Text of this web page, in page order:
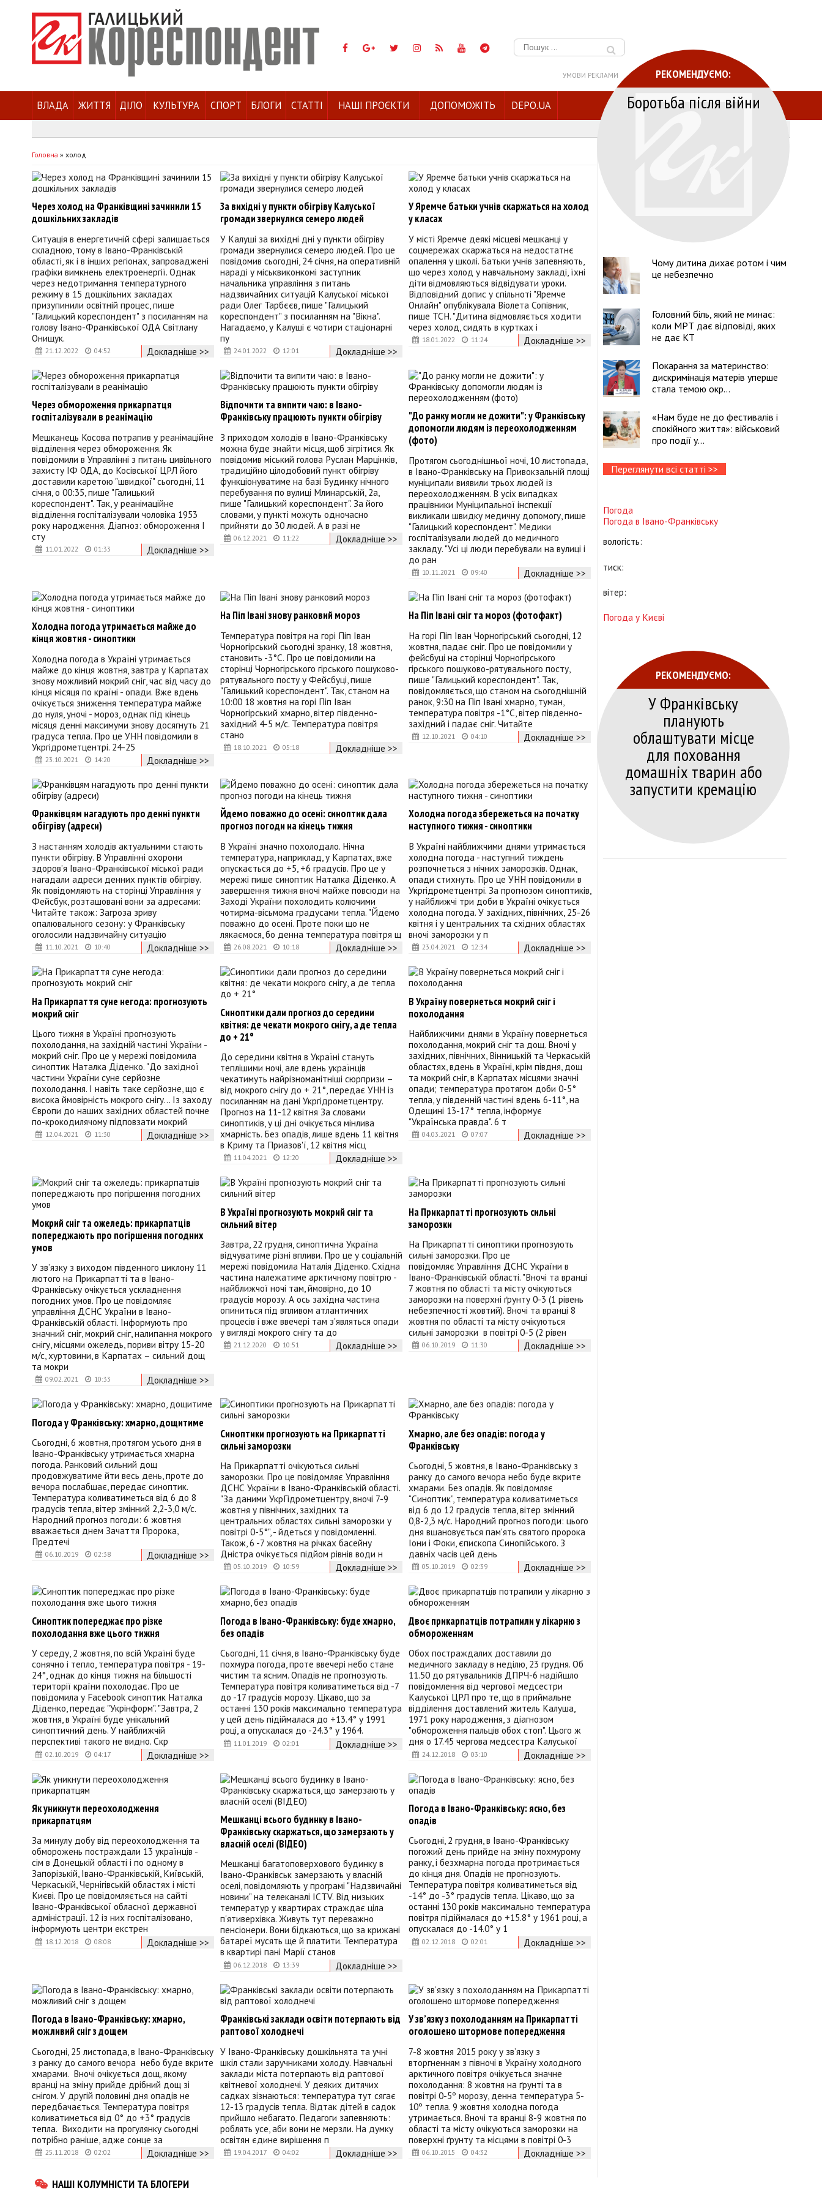
Пошук:
УМОВИ РЕКЛАМИ
ВЛАДА ЖИТТЯ ДІЛО КУЛЬТУРА СПОРТ БЛОГИ СТАТТІ НАШІ ПРОЄКТИ ДОПОМОЖІТЬ DEPO.UA
Головна » холод
21.12.2022 04:52
Через холод на Франківщині зачинили 15
дошкільних закладів
Ситуація в енергетичній сфері залишається
складною, тому в Івано-Франківській
області, як і в інших регіонах, запроваджені
графіки вимкнень електроенергії. Однак
через недотримання температурного
режиму в 15 дошкільних закладах
призупинили освітній процес, пише
"Галицький кореспондент" з посиланням на
голову Івано-Франківської ОДА Світлану
Онищук.
Докладніше >>
24.01.2022 12:01
За вихідні у пункти обігріву Калуської
громади звернулися семеро людей
У Калуші за вихідні дні у пункти обігріву
громади звернулися семеро людей. Про це
повідомив сьогодні, 24 січня, на оперативній
нараді у міськвиконкомі заступник
начальника управління з питань
надзвичайних ситуацій Калуської міської
ради Олег Тарбєєв, пише "Галицький
кореспондент" з посиланням на "Вікна".
Нагадаємо, у Калуші є чотири стаціонарні
пу
Докладніше >>
18.01.2022 11:24
У Яремче батьки учнів скаржаться на холод
у класах
У місті Яремче деякі місцеві мешканці у
соцмережах скаржаться на недостатнє
опалення у школі. Батьки учнів запевняють,
що через холод у навчальному закладі, їхні
діти відмовляються відвідувати уроки.
Відповідний допис у спільноті "Яремче
Онлайн" опублікувала Віолета Сопівник,
пише ТСН. "Дитина відмовляється ходити
через холод, сидять в куртках і
Докладніше >>
11.01.2022 01:33
Через обмороження прикарпатця
госпіталізували в реанімацію
Мешканець Косова потрапив у реанімаційне
відділення через обмороження. Як
повідомили в Управлінні з питань цивільного
захисту ІФ ОДА, до Косівської ЦРЛ його
доставили каретою "швидкої" сьогодні, 11
січня, о 00:35, пише "Галицький
кореспондент". Так, у реанімаційне
відділення госпіталізували чоловіка 1953
року народження. Діагноз: обмороження І
сту
Докладніше >>
06.12.2021 11:22
Відпочити та випити чаю: в Івано-
Франківську працюють пункти обігріву
З приходом холодів в Івано-Франківську
можна буде знайти місця, щоб зігрітися. Як
повідомив міський голова Руслан Марцінків,
традиційно цілодобовий пункт обігріву
функціонуватиме на базі Будинку нічного
перебування по вулиці Млинарській, 2а,
пише "Галицький кореспондент". За його
словами, у пункті можуть одночасно
прийняти до 30 людей. А в разі не
Докладніше >>
10.11.2021 09:40
"До ранку могли не дожити": у Франківську
допомогли людям із переохолодженням
(фото)
Протягом сьогоднішньої ночі, 10 листопада,
в Івано-Франківську на Привокзальній площі
муніципали виявили трьох людей із
переохолодженням. В усіх випадках
працівники Муніципальної інспекції
викликали швидку медичну допомогу, пише
"Галицький кореспондент". Медики
госпіталізували людей до медичного
закладу. "Усі ці люди перебували на вулиці і
до ран
Докладніше >>
23.10.2021 14:20
Холодна погода утримається майже до
кінця жовтня - синоптики
Холодна погода в Україні утримається
майже до кінця жовтня, завтра у Карпатах
знову можливий мокрий сніг, час від часу до
кінця місяця по країні - опади. Вже вдень
очікується зниження температура майже
до нуля, уночі - мороз, однак під кінець
місяця денні максимуми знову досягнуть 21
градуса тепла. Про це УНН повідомили в
Укргідрометцентрі. 24-25
Докладніше >>
18.10.2021 05:18
На Піп Івані знову ранковий мороз
Температура повітря на горі Піп Іван
Чорногірський сьогодні зранку, 18 жовтня,
становить -3°C. Про це повідомили на
сторінці Чорногірського гірського пошуково-
рятувального посту у Фейсбуці, пише
"Галицький кореспондент". Так, станом на
10:00 18 жовтня на горі Піп Іван
Чорногірський хмарно, вітер південно-
західний 4-5 м/с. Температура повітря
стано
Докладніше >>
12.10.2021 04:10
На Піп Івані сніг та мороз (фотофакт)
На горі Піп Іван Чорногірський сьогодні, 12
жовтня, падає сніг. Про це повідомили у
фейсбуці на сторінці Чорногірського
гірського пошуково-рятувального посту,
пише "Галицький кореспондент". Так,
повідомляється, що станом на сьогоднішній
ранок, 9:30 на Піп Івані хмарно, туман,
температура повітря -1°C, вітер південно-
західний і падає сніг. Читайте
Докладніше >>
11.10.2021 10:40
Франківцям нагадують про денні пункти
обігріву (адреси)
З настанням холодів актуальними стають
пункти обігріву. В Управлінні охорони
здоров’я Івано-Франківської міської ради
нагадали адреси денних пунктів обігріву.
Як повідомляють на сторінці Управління у
Фейсбук, розташовані вони за адресами:
Читайте також: Загроза зриву
опалювального сезону: у Франківську
оголосили надзвичайну ситуацію
Докладніше >>
26.08.2021 10:18
Йдемо поважно до осені: синоптик дала
прогноз погоди на кінець тижня
В Україні значно похолодало. Нічна
температура, наприклад, у Карпатах, вже
опускається до +5, +6 градусів. Про це у
мережі пише синоптик Наталка Діденко. А
завершення тижня вночі майже повсюди на
Заході України похолодить колючими
чотирма-вісьмома градусами тепла. "Йдемо
поважно до осені. Проте поки що не
лякаємося, бо денна температура повітря щ
Докладніше >>
23.04.2021 12:34
Холодна погода збережеться на початку
наступного тижня - синоптики
В Україні найближчими днями утримається
холодна погода - наступний тиждень
розпочнеться з нічних заморозків. Однак,
опади стихнуть. Про це УНН повідомили в
Укргідрометцентрі. За прогнозом синоптиків,
у найближчі три доби в Україні очікується
холодна погода. У західних, північних, 25-26
квітня і у центральних та східних областях
вночі заморозки у п
Докладніше >>
12.04.2021 11:30
На Прикарпаття суне негода: прогнозують
мокрий сніг
Цього тижня в Україні прогнозують
похолодання, на західній частині України -
мокрий сніг. Про це у мережі повідомила
синоптик Наталка Діденко. "До західної
частини України суне серйозне
похолодання. І навіть таке серйозне, що є
висока ймовірність мокрого снігу... Із заходу
Європи до наших західних областей почне
по-крокодилячому підповзати мокрий
Докладніше >>
11.04.2021 12:20
Синоптики дали прогноз до середини
квітня: де чекати мокрого снігу, а де тепла
до + 21°
До середини квітня в Україні стануть
теплішими ночі, але вдень українців
чекатимуть найрізноманітніші сюрпризи –
від мокрого снігу до + 21°, передає УНН із
посиланням на дані Укргідрометцентру.
Прогноз на 11-12 квітня За словами
синоптиків, у ці дні очікується мінлива
хмарність. Без опадів, лише вдень 11 квітня
в Криму та Приазов'ї, 12 квітня місц
Докладніше >>
04.03.2021 07:07
В Україну повернеться мокрий сніг і
похолодання
Найближчими днями в Україну повернеться
похолодання, мокрий сніг та дощ. Вночі у
західних, північних, Вінницькій та Черкаській
областях, вдень в Україні, крім півдня, дощ
та мокрий сніг, в Карпатах місцями значні
опади; температура протягом доби 0-5°
тепла, у південній частині вдень 6-11°, на
Одещині 13-17° тепла, інформує
"Українська правда". 6 т
Докладніше >>
09.02.2021 10:33
Мокрий сніг та ожеледь: прикарпатців
попереджають про погіршення погодних
умов
У зв’язку з виходом південного циклону 11
лютого на Прикарпатті та в Івано-
Франківську очікується ускладнення
погодних умов. Про це повідомляє
управління ДСНС України в Івано-
Франківській області. Інформують про
значний сніг, мокрий сніг, налипання мокрого
снігу, місцями ожеледь, пориви вітру 15-20
м/с, хуртовини, в Карпатах – сильний дощ
та мокри
Докладніше >>
21.12.2020 10:51
В Україні прогнозують мокрий сніг та
сильний вітер
Завтра, 22 грудня, синоптична Україна
відчуватиме різні впливи. Про це у соціальній
мережі повідомила Наталія Діденко. Східна
частина належатиме арктичному повітрю -
найближчої ночі там, ймовірно, до 10
градусів морозу. А ось західна частина
опиниться під впливом атлантичних
процесів і вже ввечері там з'являться опади
у вигляді мокрого снігу та до
Докладніше >>
06.10.2019 11:30
На Прикарпатті прогнозують сильні
заморозки
На Прикарпатті синоптики прогнозують
сильні заморозки. Про це
повідомляє Управління ДСНС України в
Івано-Франківській області. "Вночі та вранці
7 жовтня по області та місту очікуються
заморозки на поверхні ґрунту 0-3 (1 рівень
небезпечності жовтий). Вночі та вранці 8
жовтня по області та місту очікуються
сильні заморозки в повітрі 0-5 (2 рівен
Докладніше >>
06.10.2019 02:38
Погода у Франківську: хмарно, дощитиме
Сьогодні, 6 жовтня, протягом усього дня в
Івано-Франківську утримається хмарна
погода. Ранковий сильний дощ
продовжуватиме йти весь день, проте до
вечора послабшає, передає синоптик.
Температура коливатиметься від 6 до 8
градусів тепла, вітер змінний 2,2-3,0 м/с.
Народний прогноз погоди: 6 жовтня
вважається днем Зачаття Пророка,
Предтечі
Докладніше >>
05.10.2019 10:59
Синоптики прогнозують на Прикарпатті
сильні заморозки
На Прикарпатті очікуються сильні
заморозки. Про це повідомляє Управління
ДСНС України в Івано-Франківській області.
"За даними УкрГідрометцентру, вночі 7-9
жовтня у північних, західних та
центральних областях сильні заморозки у
повітрі 0-5°", - йдеться у повідомленні.
Також, 6 -7 жовтня на рiчках басейну
Днiстра очiкується пiдйом рiвнiв води н
Докладніше >>
05.10.2019 02:39
Хмарно, але без опадів: погода у
Франківську
Сьогодні, 5 жовтня, в Івано-Франківську з
ранку до самого вечора небо буде вкрите
хмарами. Без опадів. Як повідомляє
“Синоптик”, температура коливатиметься
від 6 до 12 градусів тепла, вітер змінний
0,8-2,3 м/с. Народний прогноз погоди: цього
дня вшановується пам'ять святого пророка
Іони і Фоки, єпископа Синопійського. З
давніх часів цей день
Докладніше >>
02.10.2019 04:17
Синоптик попереджає про різке
похолодання вже цього тижня
У середу, 2 жовтня, по всій Україні буде
сонячно і тепло, температура повітря - 19-
24°, однак до кінця тижня на більшості
території країни похолодає. Про це
повідомила у Facebook синоптик Наталка
Діденко, передає "Укрінформ". "Завтра, 2
жовтня, в Україні буде унікальний
синоптичний день. У найближчій
перспективі такого не видно. Скр
Докладніше >>
11.01.2019 02:01
Погода в Івано-Франківську: буде хмарно,
без опадів
Сьогодні, 11 січня, в Івано-Франківську буде
похмура погода, проте ввечері небо стане
чистим та ясним. Опадів не прогнозують.
Температура повітря коливатиметься від -7
до -17 градусів морозу. Цікаво, що за
останні 130 років максимально температура
у цей день підіймалася до +13.4° у 1991
році, а опускалася до -24.3° у 1964.
Докладніше >>
24.12.2018 03:10
Двоє прикарпатців потрапили у лікарню з
обмороженням
Обох постраждалих доставили до
медичного закладу в неділю, 23 грудня. Об
11.50 до рятувальників ДПРЧ-6 надійшло
повідомлення від чергової медсестри
Калуської ЦРЛ про те, що в приймальне
відділення доставлений житель Калуша,
1971 року народження, з діагнозом
"обмороження пальців обох стоп". Цього ж
дня о 17.45 чергова медсестра Калуської
Докладніше >>
18.12.2018 08:08
Як уникнути переохолодження
прикарпатцям
За минулу добу від переохолодження та
обморожень постраждали 13 українців -
сім в Донецькій області і по одному в
Запорізькій, Івано-Франківській, Київській,
Черкаській, Чернігівській областях і місті
Києві. Про це повідомляється на сайті
Івано-Франківської обласної державної
адміністрації. 12 із них госпіталізовано,
інформують центри екстрен
Докладніше >>
06.12.2018 13:39
Мешканці всього будинку в Івано-
Франківську скаржаться, що замерзають у
власній оселі (ВІДЕО)
Мешканці багатоповерхового будинку в
Івано-Франківськ замерзають у власній
оселі, повідомляють у програмі "Надзвичайні
новини" на телеканалі ICTV. Від низьких
температур у квартирах страждає ціла
п'ятиверхівка. Живуть тут переважно
пенсіонери. Вони бідкаються, що за крижані
батареї мусять ще й платити. Температура
в квартирі пані Марії станов
Докладніше >>
02.12.2018 02:01
Погода в Івано-Франківську: ясно, без
опадів
Сьогодні, 2 грудня, в Івано-Франківську
погожий день прийде на зміну похмурому
ранку, і безхмарна погода протримається
до кінця дня. Опадів не прогнозують.
Температура повітря коливатиметься від
-14° до -3° градусів тепла. Цікаво, що за
останні 130 років максимально температура
повітря підіймалася до +15.8° у 1961 році, а
опускалася до -14.0° у 1
Докладніше >>
25.11.2018 02:02
Погода в Івано-Франківську: хмарно,
можливий сніг з дощем
Сьогодні, 25 листопада, в Івано-Франківську
з ранку до самого вечора небо буде вкрите
хмарами. Вночі очікується дощ, якому
вранці на зміну прийде дрібний дощ зі
снігом. У другій половині дня опадів не
передбачається. Температура повітря
коливатиметься від 0° до +3° градусів
тепла. Виходити на прогулянку сьогодні
потрібно раніше, адже сонце за
Докладніше >>
19.04.2017 04:02
Франківські заклади освіти потерпають від
раптової холоднечі
У Івано-Франківську дошкільнята та учні
шкіл стали заручниками холоду. Навчальні
заклади міста потерпають від раптової
квітневої холоднечі. У деяких дитячих
садках зізнаються: температура тут сягає
12-13 градусів тепла. Відтак дітей в садок
прийшло небагато. Педагоги запевняють:
роблять усе, аби вони не мерзли. На думку
освітян єдине вирішення п
Докладніше >>
06.10.2015 04:32
У зв’язку з похолоданням на Прикарпатті
оголошено штормове попередження
7-8 жовтня 2015 року у зв’язку з
вторгненням з півночі в Україну холодного
арктичного повітря очікується значне
похолодання: 8 жовтня на ґрунті та в
повітрі 0-5º морозу, денна температура 5-
10º тепла. 9 жовтня холодна погода
утримається. Вночі та вранці 8-9 жовтня по
області та місту очікуються заморозки на
поверхні ґрунту та місцями в повітрі 0-3
Докладніше >>
РЕКОМЕНДУЄМО:
Боротьба після війни
Чому дитина дихає ротом і чим
це небезпечно
Головний біль, який не минає:
коли МРТ дає відповіді, яких
не дає КТ
Покарання за материнство:
дискримінація матерів уперше
стала темою окр...
«Нам буде не до фестивалів і
спокійного життя»: військовий
про події у...
Переглянути всі статті >>
Погода
Погода в Івано-Франківську
вологість:
тиск:
вітер:
Погода у Києві
РЕКОМЕНДУЄМО:
У Франківську
планують
облаштувати місце
для поховання
домашніх тварин або
запустити кремацію
НАШІ КОЛУМНІСТИ ТА БЛОГЕРИ